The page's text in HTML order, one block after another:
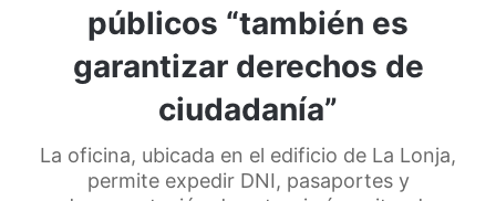
públicos “también es
garantizar derechos de
ciudadanía”
La oficina, ubicada en el edificio de La Lonja,
permite expedir DNI, pasaportes y